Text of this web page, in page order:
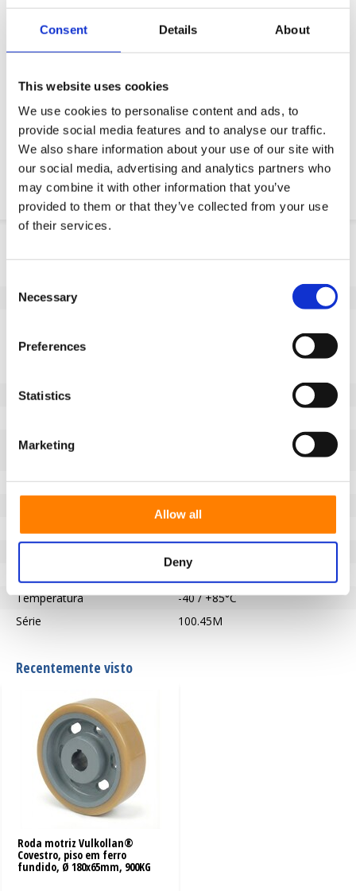
Consent Details About
This website uses cookies
We use cookies to personalise content and ads, to
provide social media features and to analyse our traffic.
We also share information about your use of our site with
our social media, advertising and analytics partners who
may combine it with other information that you’ve
provided to them or that they’ve collected from your use
of their services.
Selection
Necessary
Preferences
Statistics
Marketing
Allow all
Deny
Entrega rápida
Modelos CAD 3D
Serviço de engenharia
Peça parte OE
Download PDF
Resistencia quimica
EAN
Banda de rodagem não
Diâmetro da roda (mm)
Tipo de rolamento
Ranhura de chaveta de acordo
com a norma DIN 6885 JS9
Comprimento do cubo (mm)
65
Pisar
Temperatura
-40 / +85°C
Série
100.45M
Recentemente visto
Roda motriz Vulkollan®
Covestro, piso em ferro
fundido, Ø 180x65mm, 900KG